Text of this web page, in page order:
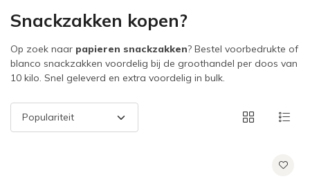
Snackzakken kopen?
Op zoek naar papieren snackzakken? Bestel voorbedrukte of
blanco snackzakken voordelig bij de groothandel per doos van
10 kilo. Snel geleverd en extra voordelig in bulk.